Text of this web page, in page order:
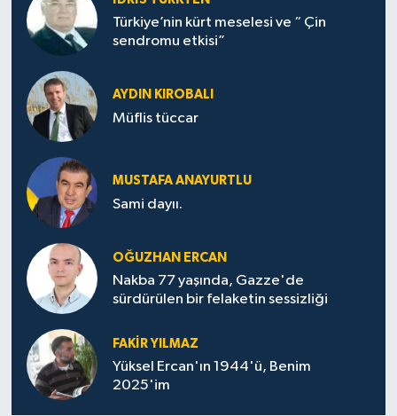
Türkiye’nin kürt meselesi ve “ Çin
sendromu etkisi”
AYDIN KIROBALI
Müflis tüccar
MUSTAFA ANAYURTLU
Sami dayıı.
OĞUZHAN ERCAN
Nakba 77 yaşında, Gazze'de
sürdürülen bir felaketin sessizliği
FAKİR YILMAZ
Yüksel Ercan'ın 1944'ü, Benim
2025'im